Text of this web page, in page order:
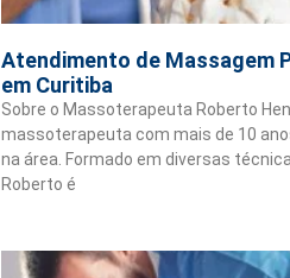
Atendimento de Massagem
em Curitiba
Sobre o Massoterapeuta Roberto
massoterapeuta com mais de 10
na área. Formado em diversas
Roberto é